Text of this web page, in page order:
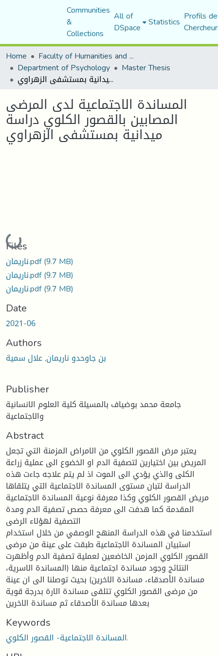
Communities
&
Collections
All of
DSpace Statistics Profils
Home
Faculty of Humanities and Social Sciences
Department of Psychology Master Thesis
المساندة الاجتماعية لدى المرضى المصابين بالقصور الكلوي دراسة ميدانية بمستشفى الزهراوي
المساندة الاجتماعية لدى المرضى
المصابين بالقصور الكلوي دراسة
ميدانية بمستشفى الزهراوي
Loading...
Files
ناريمان.pdf(9.7 MB)
ناريمان.pdf(9.7 MB)
ناريمان.pdf(9.7 MB)
Date
2021-06
Authors
بن جاوحدو ناريمان, علال سمية
Publisher
جامعة محمد بوضياف بالمسيلة كلية العلوم الانسانية
والاجتماعية
Abstract
يعتبر مرض القصور الكلوي من الامراض المزمنة التي تجعل
المريض بين اختيارين لتصفية الدم او الخضوع الى عملية زراعة
الكلى والذي يؤدي الى الموت اذ لم يتم علاجه جاءت هذه
الدراسة لتبان مستوى المساندة الاجتماعية التي يتلقاها
مريض القصور الكلوي وكذا معرفة نوعية المساندة الاجتماعية
المقدمة كما هدفت الى معرفة حصص تصفية الدم ومدة
التصفية لهؤلاء الرضى
استخدمنا في هذه الدراسة المنهج الوصفي من خلال استخدام
استبيان المساندة الاجتماعية طبقت على عينة من مرضى
القصور الكلوي المزمن الخاضعين لعملية تصفية الدم وأظهرت
النتائج وجود مساندة اجتماعية منها (المساندة الاسرية،
مساندة الأصدقاء، مساندة الاخرين) بحيث توصلنا الى ان عينة
من مرضى القصور الكلوي تتلقى مساندة الارة بدرجة قوية
بعدها مساندة الأصدقاء ثم مساندة الاخرين
Keywords
المساندة الاجتماعية- القصور الكلوي.